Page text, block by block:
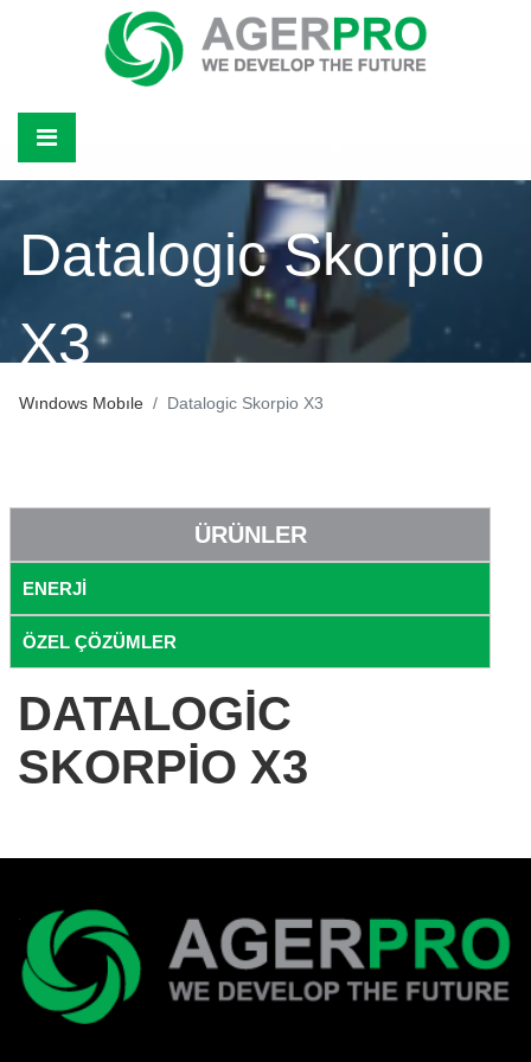
Datalogic Skorpio
X3
Wındows Mobıle Datalogic Skorpio X3
ÜRÜNLER
ENERJİ
ÖZEL ÇÖZÜMLER
DATALOGIC
SKORPIO X3